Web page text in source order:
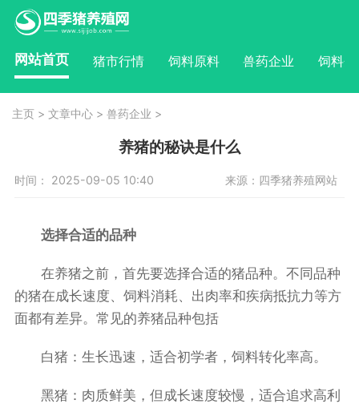
网站首页 猪市行情 饲料原料 兽药企业 饲料
主页 > 文章中心 > 兽药企业 >
养猪的秘诀是什么
时间： 2025-09-05 10:40 来源：四季猪养殖网站
选择合适的品种
在养猪之前，首先要选择合适的猪品种。不同品种
的猪在成长速度、饲料消耗、出肉率和疾病抵抗力等方
面都有差异。常见的养猪品种包括
白猪：生长迅速，适合初学者，饲料转化率高。
黑猪：肉质鲜美，但成长速度较慢，适合追求高利